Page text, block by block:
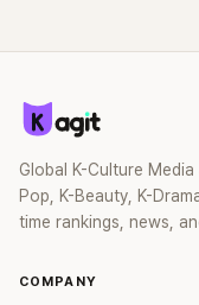
Global K-Culture
Pop, K-Beauty, K-
time rankings, news,
COMPANY